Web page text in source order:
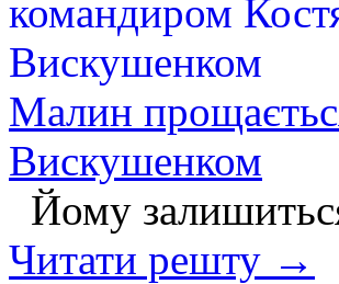
Малин
Вискушенком
Йому
Читати решту →